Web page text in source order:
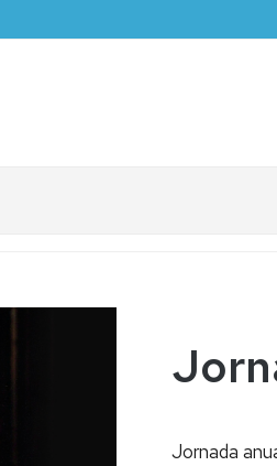
Jornada